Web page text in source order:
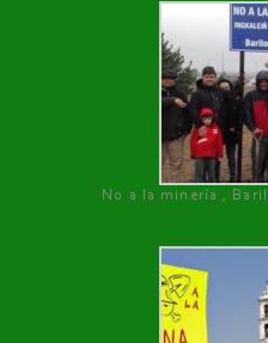
No a la minería ,